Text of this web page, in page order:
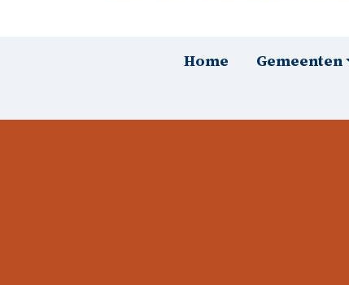
HoofdnavigatieHome Gemeenten